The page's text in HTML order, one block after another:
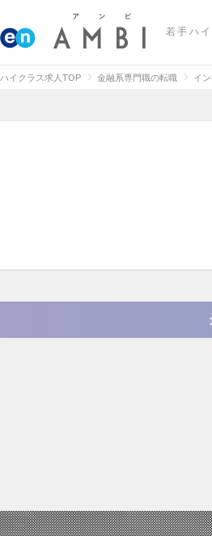
若手ハ
ハイクラス求人TOP 金融系専門職の転職 イ